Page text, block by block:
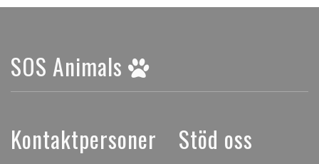
SOS Animals
Kontaktpersoner Stöd oss